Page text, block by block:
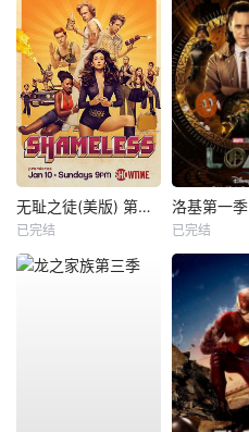
无耻之徒(美版) 第六季
已完结
洛基第一季
已完结